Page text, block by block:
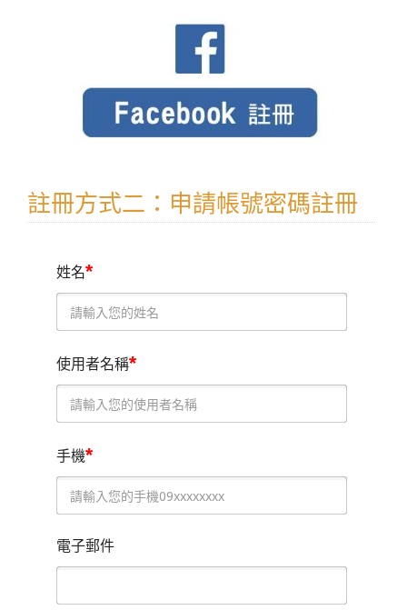
註冊方式二：申請帳號密碼註冊
姓名*
使用者名稱*
手機*
電子郵件